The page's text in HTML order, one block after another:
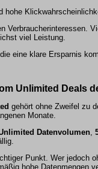
hohe
Verbraucherinteressen.
viel Leistung.
eine klare Ersparnis
Unlimited Deals
gehört ohne Zweifel zu
Monate.
Datenvolumen
Punkt. Wer jedoch
hohe Datenmengen